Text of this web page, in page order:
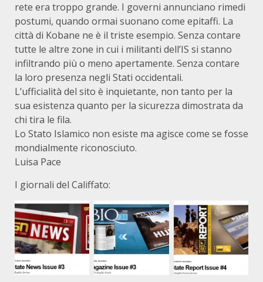
rete era troppo grande. I governi annunciano rimedi
postumi, quando ormai suonano come epitaffi. La
città di Kobane ne è il triste esempio. Senza contare
tutte le altre zone in cui i militanti dell’IS si stanno
infiltrando più o meno apertamente. Senza contare
la loro presenza negli Stati occidentali.
L’ufficialità del sito è inquietante, non tanto per la
sua esistenza quanto per la sicurezza dimostrata da
chi tira le fila.
Lo Stato Islamico non esiste ma agisce come se fosse
mondialmente riconosciuto.
Luisa Pace
I giornali del Califfato: